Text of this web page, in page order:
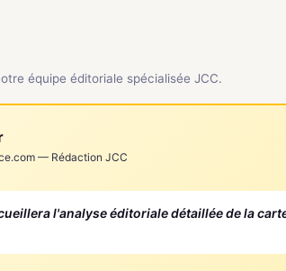
équipe éditoriale spécialisée JCC.
— Rédaction JCC
l'analyse éditoriale détaillée de la